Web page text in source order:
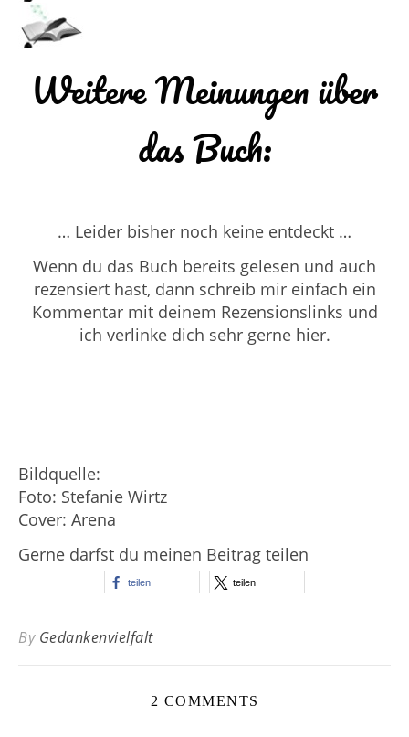
Weitere Meinungen über
das Buch:
… Leider bisher noch keine entdeckt …
Wenn du das Buch bereits gelesen und auch
rezensiert hast, dann schreib mir einfach ein
Kommentar mit deinem Rezensionslinks und
ich verlinke dich sehr gerne hier.
Bildquelle:
Foto: Stefanie Wirtz
Cover: Arena
Gerne darfst du meinen Beitrag teilen
teilen teilen
By Gedankenvielfalt
2 COMMENTS